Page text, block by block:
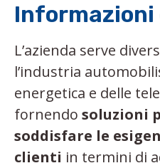
Informazioni
L’azienda serve
l’industria
energetica e delle
fornendo soluzioni
soddisfare le
clienti in termini di